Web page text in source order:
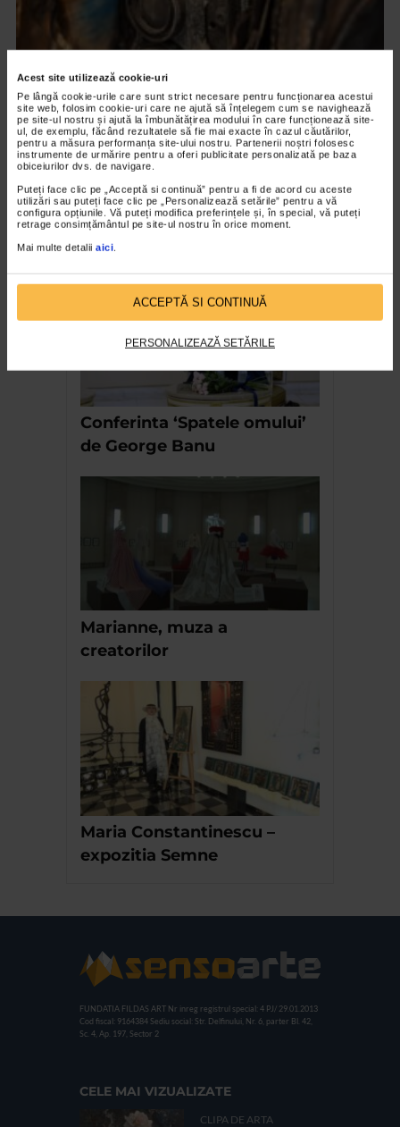
Acest site utilizează cookie-uri
Pe lângă cookie-urile care sunt strict necesare pentru funcționarea acestui
site web, folosim cookie-uri care ne ajută să înțelegem cum se navighează
pe site-ul nostru și ajută la îmbunătățirea modului în care funcționează site-
ul, de exemplu, făcând rezultatele să fie mai exacte în cazul căutărilor,
pentru a măsura performanța site-ului nostru. Partenerii noștri folosesc
instrumente de urmărire pentru a oferi publicitate personalizată pe baza
obiceiurilor dvs. de navigare.
Puteți face clic pe „Acceptă si continuă” pentru a fi de acord cu aceste
utilizări sau puteți face clic pe „Personalizează setările” pentru a vă
configura opțiunile. Vă puteți modifica preferințele și, în special, vă puteți
retrage consimțământul pe site-ul nostru în orice moment.
Mai multe detalii aici
ACCEPTĂ SI CONTINUĂ
PERSONALIZEAZĂ SETĂRILE
CLIPA DE ARTA
ARTS and ARTISTS. Anca Coller – “Cenușa
Memorie”
158 vizualizari
RECOMANDĂRI
Conferinta ‘Spatele omului’
de George Banu
Marianne, muza a
creatorilor
Maria Constantinescu –
expozitia Semne
FUNDATIA FILDAS ART Nr inreg registrul special: 4 PJ/ 29.01.2013
Cod fiscal: 9164384 Sediu social: Str. Delfinului, Nr. 6, parter Bl. 42,
Sc. 4, Ap. 197, Sector 2
CELE MAI VIZUALIZATE
CLIPA DE ARTA